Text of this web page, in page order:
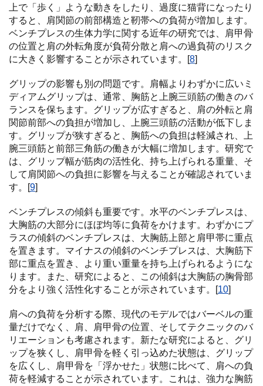
上で「歩く」ような動きをしたり、過度に猫背になったり
すると、肩関節の前部構造と靭帯への負荷が増加します。
ベンチプレスの生体力学に関する近年の研究では、肩甲骨
の位置と肩の外転角度が負荷分散と肩への過負荷のリスク
に大きく影響することが示されています。[8]
グリップの影響も別の問題です。肩幅よりわずかに広いミ
ディアムグリップは、通常、胸筋と上腕三頭筋の働きのバ
ランスを保ちます。グリップが広すぎると、肩の外転と肩
関節前部への負担が増加し、上腕三頭筋の活動が低下しま
す。グリップが狭すぎると、胸筋への負担は軽減され、上
腕三頭筋と前部三角筋の働きが大幅に増加します。研究で
は、グリップ幅が筋肉の活性化、持ち上げられる重量、そ
して肩関節への負担に影響を与えることが確認されていま
す。[9]
ベンチプレスの傾斜も重要です。水平のベンチプレスは、
大胸筋の大部分にほぼ均等に負荷をかけます。わずかにプ
ラスの傾斜のベンチプレスは、大胸筋上部と肩甲帯に重点
を置きます。マイナスの傾斜のベンチプレスは、大胸筋下
部に重点を置き、より重い重量を持ち上げられるようにな
ります。また、研究によると、この傾斜は大胸筋の胸骨部
分をより強く活性化することが示されています。[10]
肩への負荷を分析する際、現代のモデルではバーベルの重
量だけでなく、肩、肩甲骨の位置、そしてテクニックのバ
リエーションも考慮されます。新たな研究によると、グリ
ップを狭くし、肩甲骨を軽く引っ込めた状態は、グリップ
を広くし、肩甲骨を「浮かせた」状態に比べて、肩への負
荷を軽減することが示されています。これは、強力な胸筋